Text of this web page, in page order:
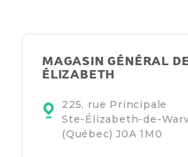
MAGASIN GÉNÉRAL
ÉLIZABETH
225, rue Principale
Ste-Élizabeth-de-
(Québec)J0A 1M0